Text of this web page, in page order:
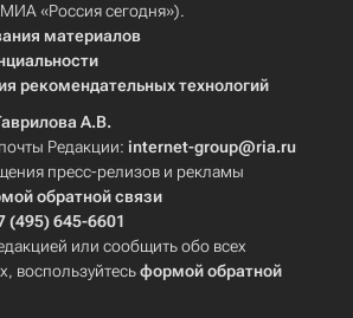
«Россия сегодня»).
материалов
рекомендательных технологий
А.В.
Редакции: internet-group@ria.ru
пресс-релизов и рекламы
обратной связи
(495) 645-6601
или сообщить обо всех
воспользуйтесьформой обратной